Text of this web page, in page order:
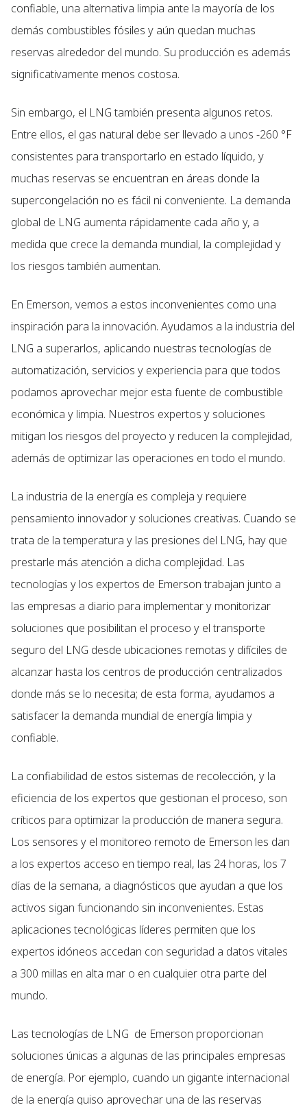
confiable, una alternativa limpia ante la mayoría de los
demás combustibles fósiles y aún quedan muchas
reservas alrededor del mundo. Su producción es además
significativamente menos costosa.
Sin embargo, el LNG también presenta algunos retos.
Entre ellos, el gas natural debe ser llevado a unos -260 °F
consistentes para transportarlo en estado líquido, y
muchas reservas se encuentran en áreas donde la
supercongelación no es fácil ni conveniente. La demanda
global de LNG aumenta rápidamente cada año y, a
medida que crece la demanda mundial, la complejidad y
los riesgos también aumentan.
En Emerson, vemos a estos inconvenientes como una
inspiración para la innovación. Ayudamos a la industria del
LNG a superarlos, aplicando nuestras tecnologías de
automatización, servicios y experiencia para que todos
podamos aprovechar mejor esta fuente de combustible
económica y limpia. Nuestros expertos y soluciones
mitigan los riesgos del proyecto y reducen la complejidad,
además de optimizar las operaciones en todo el mundo.
La industria de la energía es compleja y requiere
pensamiento innovador y soluciones creativas. Cuando se
trata de la temperatura y las presiones del LNG, hay que
prestarle más atención a dicha complejidad. Las
tecnologías y los expertos de Emerson trabajan junto a
las empresas a diario para implementar y monitorizar
soluciones que posibilitan el proceso y el transporte
seguro del LNG desde ubicaciones remotas y difíciles de
alcanzar hasta los centros de producción centralizados
donde más se lo necesita; de esta forma, ayudamos a
satisfacer la demanda mundial de energía limpia y
confiable.
La confiabilidad de estos sistemas de recolección, y la
eficiencia de los expertos que gestionan el proceso, son
críticos para optimizar la producción de manera segura.
Los sensores y el monitoreo remoto de Emerson les dan
a los expertos acceso en tiempo real, las 24 horas, los 7
días de la semana, a diagnósticos que ayudan a que los
activos sigan funcionando sin inconvenientes. Estas
aplicaciones tecnológicas líderes permiten que los
expertos idóneos accedan con seguridad a datos vitales
a 300 millas en alta mar o en cualquier otra parte del
mundo.
Las tecnologías de LNG de Emerson proporcionan
soluciones únicas a algunas de las principales empresas
de energía. Por ejemplo, cuando un gigante internacional
de la energía quiso aprovechar una de las reservas